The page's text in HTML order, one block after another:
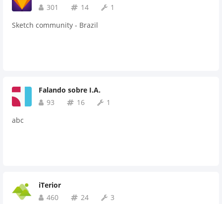
301
14
1
Sketch community - Brazil
Falando sobre I.A.
93
16
1
abc
iTerior
460
24
3